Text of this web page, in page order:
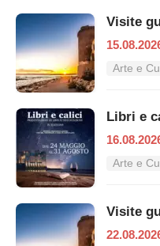
Arte e
Arte e